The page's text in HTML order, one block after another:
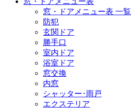
窓・ドアメニュー表 一覧
防犯
玄関ドア
勝手口
室内ドア
浴室ドア
窓交換
内窓
シャッター･雨戸
エクステリア